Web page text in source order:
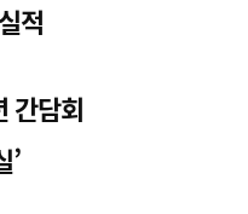
며 각국 정부가 경쟁적으로 의약
민 안전 및 생명을 담보하는 보
적
간담회
’